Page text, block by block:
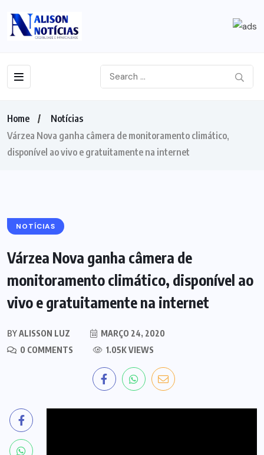
Home
Notícias
Várzea Nova ganha câmera de monitoramento climático,
disponível ao vivo e gratuitamente na internet
NOTÍCIAS
Várzea Nova ganha câmera de
monitoramento climático, disponível ao
vivo e gratuitamente na internet
BYALISSON LUZ
MARÇO 24, 2020
0 COMMENTS
1.05K VIEWS